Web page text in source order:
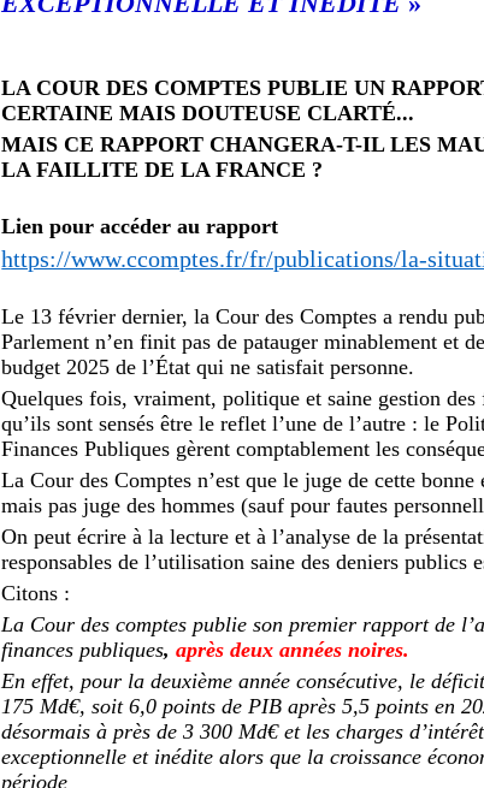
LA COUR DES COMPTES PUBLIE UN
CERTAINE MAIS DOUTEUSE CLARTÉ...
MAIS CE RAPPORT CHANGERA-T-IL LES
LA FAILLITE DE LA FRANCE ?
Lien pour accéder au rapport
https://www.ccomptes.fr/fr/publications/la-
Le 13 février dernier, la Cour des Comptes a rendu
Parlement n’en finit pas de patauger minablement et
budget 2025 de l’État qui ne satisfait personne.
Quelques fois, vraiment, politique et saine gestion
qu’ils sont sensés être le reflet l’une de l’autre : le
Finances Publiques gèrent comptablement les
La Cour des Comptes n’est que le juge de cette
mais pas juge des hommes (sauf pour fautes
On peut écrire à la lecture et à l’analyse de la
responsables de l’utilisation saine des deniers publics
Citons :
La Cour des comptes publie son premier rapport de
finances publiques,après deux années noires.
En effet, pour la deuxième année consécutive, le
175 Md€, soit 6,0 points de PIB après 5,5 points en
désormais à près de 3 300 Md€ et les charges
exceptionnelle et inédite alors que la croissance
période